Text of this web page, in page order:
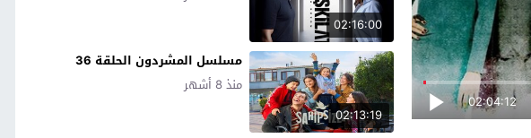
02:04:12
02:16:00
02:13:19
مسلسل المشردون الحلقة 36
منذ 8 أشهر